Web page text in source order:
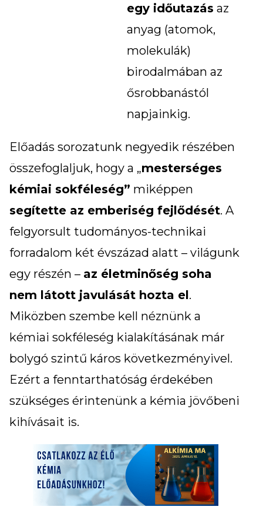
egy időutazás az
anyag (atomok,
molekulák)
birodalmában az
ősrobbanástól
napjainkig.
Előadás sorozatunk negyedik részében
összefoglaljuk, hogy a „mesterséges
kémiai sokféleség” miképpen
segítette az emberiség fejlődését. A
felgyorsult tudományos-technikai
forradalom két évszázad alatt – világunk
egy részén – az életminőség soha
nem látott javulását hozta el.
Miközben szembe kell néznünk a
kémiai sokféleség kialakításának már
bolygó szintű káros következményivel.
Ezért a fenntarthatóság érdekében
szükséges érintenünk a kémia jövőbeni
kihívásait is.